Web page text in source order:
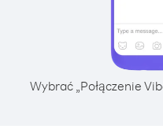
Wybrać „Połączenie